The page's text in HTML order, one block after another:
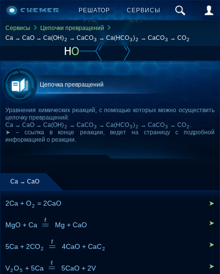
РЕШАТОР СЕРВИСЫ
Сервисы
Цепочки превращений
Ca → CaO → Ca(OH)2 → CaCO3 → Ca(HCO3)2 → CaCO3 → CO2
Цепочка превращений
Уравнения химических реакций, с помощью которых можно осуществить
цепочку превращений:
Ca → CaO → Ca(OH)2 → CaCO3 → Ca(HCO3)2 → CaCO3 → CO2 .
➤ – ссылка в конце реакции, ведет на страницу с подробной
информацией о реакции.
Ca → CaO
2Ca + O2 = 2CaO ➤
MgO + Ca =
t
=t Mg + CaO ➤
5Ca + 2CO2 =
t
=t 4CaO + CaC2
➤
V2O5 + 5Ca =
t
=t 5CaO + 2V ➤